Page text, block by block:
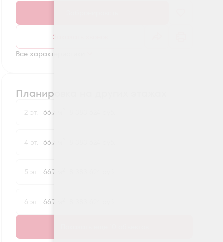
Заказать звонок
Все характеристики
Планировка на других этажах
2 эт. 66.7 м
4 эт. 66.7 м
5 эт. 66.7 м
6 эт. 66.7 м